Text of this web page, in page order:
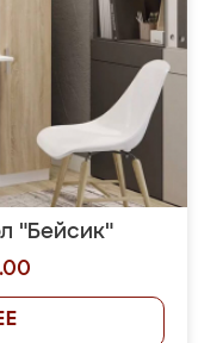
"Бейсик"